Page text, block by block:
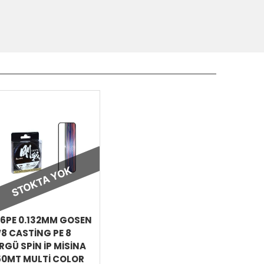
STOKTA YOK
0.132MM GOSEN
CASTING PE 8
SPIN İP MISINA
MULTI COLOR